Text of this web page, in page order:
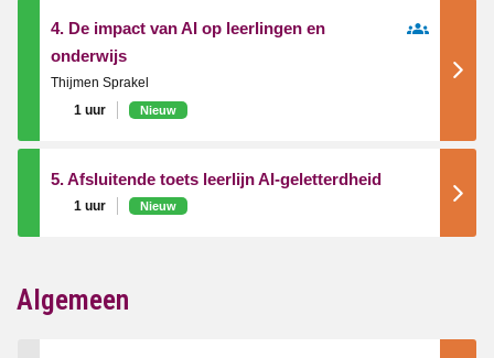
4. De impact van AI op leerlingen en
onderwijs
Thijmen Sprakel
1 uur
Nieuw
5. Afsluitende toets leerlijn AI-geletterdheid
1 uur Nieuw
Algemeen